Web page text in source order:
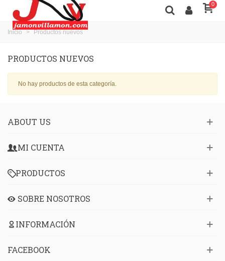
0
Inicio > Productos nuevos
PRODUCTOS NUEVOS
No hay productos de esta categoría.
ABOUT US
MI CUENTA
PRODUCTOS
SOBRE NOSOTROS
INFORMACIÓN
FACEBOOK